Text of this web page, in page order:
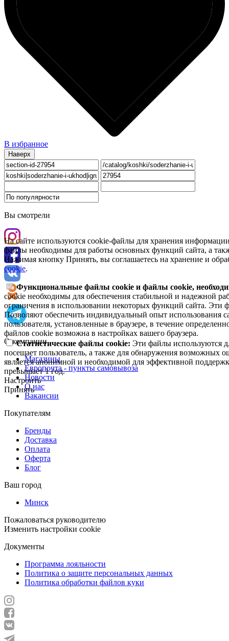
В избранное
Наверх
Вы смотрели
На сайте используются cookie-файлы для хранения
файлы необходимы для работы основных функций сайта, а
Нажимая кнопку Принять, вы соглашаетесь на хранение и
cookie.
Функциональные файлы cookie и файлы cookie,
cookie необходимы для обеспечения стабильной и надежной
ограничения в использовании некоторых функций сайта. Эти
Позволяют обеспечить индивидуальный опыт использования
пользователя, установленные в браузере, в течение
файлов cookie возможна в настройках вашего браузера.
Статистические файлы cookie: Эти файлы используются
посещает пользователь, а также для обнаружения возможных
является анонимной и необходимой для эффективной
превышает 1 год.
Настроить
Принять
О компании
Магазины
Европочта - пункты самовывоза
Новости
О нас
Вакансии
Покупателям
Бренды
Доставка
Оплата
Оферта
Блог
Ваш город
Минск
Пожаловаться руководителю
Изменить настройки cookie
Документы
Программа лояльности
Политика о защите персональных данных
Политика обработки файлов куки